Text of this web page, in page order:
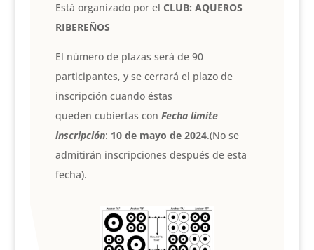
Está organizado por el CLUB: AQUEROS
RIBEREÑOS
El número de plazas será de 90
participantes, y se cerrará el plazo de
inscripción cuando éstas
queden cubiertas con Fecha límite
inscripción: 10 de mayo de 2024.(No se
admitirán inscripciones después de esta
fecha).